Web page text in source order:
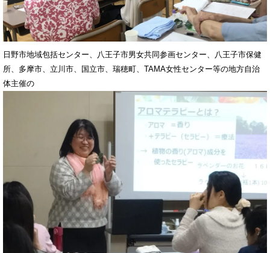
日野市地域包括センター、八王子市男女共同参画センター、八王子市保健
所、多摩市、立川市、国立市、瑞穂町、TAMA女性センター等の地方自治
体主催の